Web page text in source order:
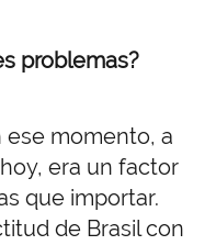
problemas?
ese momento, a
era un factor
que importar.
de Brasil con